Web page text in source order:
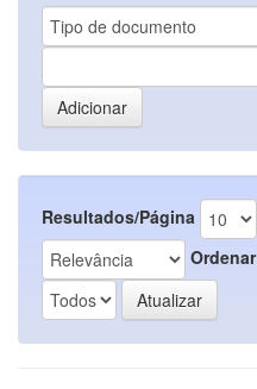
Resultados/Página
Ordenar